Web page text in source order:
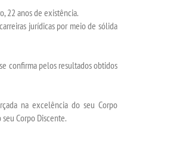
22 anos de existência.
jurídicas por meio de sólida
confirma pelos resultados obtidos
na excelência do seu Corpo
Corpo Discente.